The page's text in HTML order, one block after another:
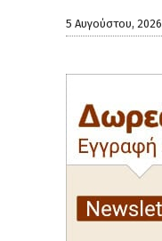
5 Αυγούστου, 2026